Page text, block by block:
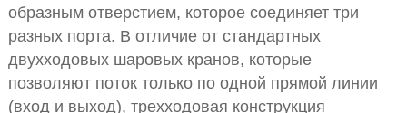
образным отверстием, которое соединяет три
разных порта. В отличие от стандартных
двухходовых шаровых кранов, которые
позволяют поток только по одной прямой линии
(вход и выход), трехходовая конструкция